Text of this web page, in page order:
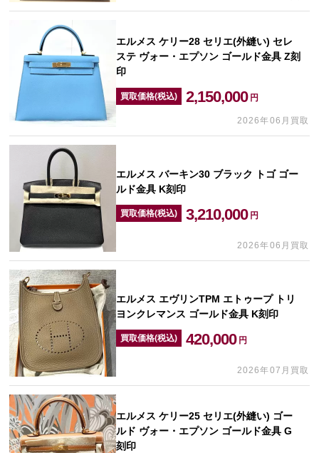
エルメス ケリー28 セリエ(外縫い) セレ
ステ ヴォー・エプソン ゴールド金具 Z刻
印
買取価格(税込) 2,150,000 円
2026年06月買取
エルメス バーキン30 ブラック トゴ ゴー
ルド金具 K刻印
買取価格(税込) 3,210,000 円
2026年06月買取
エルメス エヴリンTPM エトゥープ トリ
ヨンクレマンス ゴールド金具 K刻印
買取価格(税込) 420,000 円
2026年07月買取
エルメス ケリー25 セリエ(外縫い) ゴー
ルド ヴォー・エプソン ゴールド金具 G
刻印